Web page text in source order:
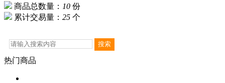
商品总数量： 10 份
累计交易量： 25 个
热门商品